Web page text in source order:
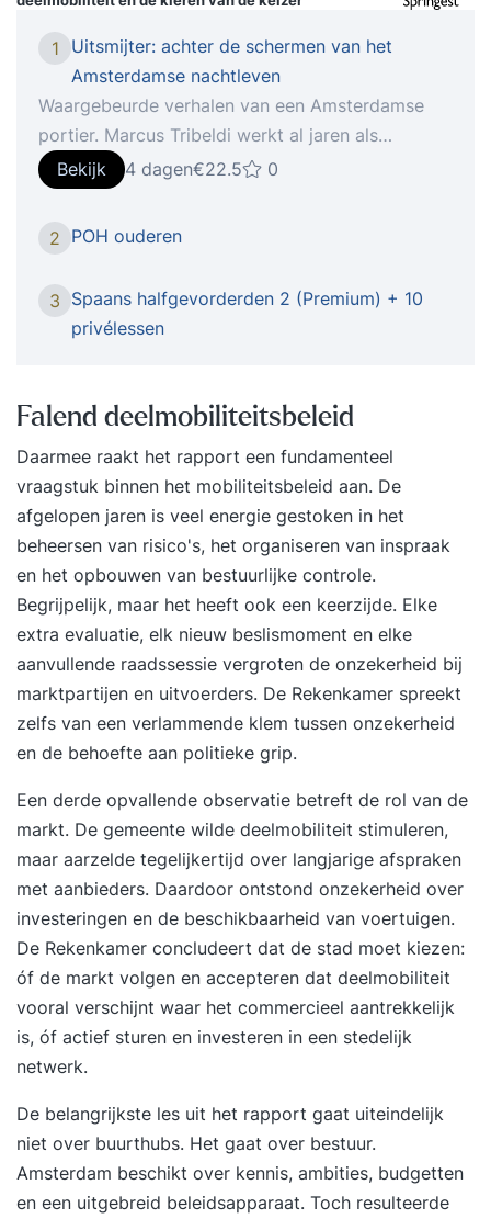
1
Uitsmijter: achter de schermen van het
Amsterdamse nachtleven
Waargebeurde verhalen van een Amsterdamse
portier. Marcus Tribeldi werkt al jaren als
uitsmijter in Amsterdam. Van de Melkweg tot de
Escape en van Café Bolle Jan tot Coffeeshop
Smokey; als je vaak... Ontdek de cursus
het grootste online leerplatform van Nederland.
Als je deze cursus aanschaft ontvang je
leerplatform én je ontvangt een certificaat na
afronding! Kun je niet kiezen welke cursus je wil
volgen of wil je meerdere cursussen volgen?
Zoek dan op de term "Studdy” of “all you can
learn" in de catalogus via de zoekbalk. Met ‘all
you can learn’ krijg je 1 jaar lang toegang tot alle
cursussen op Studdy en kun je onbeperkt leren
zoveel je wilt! In totaal biedt Studdy namelijk
ruim 1000+ cursussen, luisterboeken en e-boeken
over diverse persoonlijke- en zakelijke
onderwerpen. De leeromgeving van Studdy is op
elk moment beschikbaar. Dat betekent dat je
kunt inloggen, leren, luisteren en lezen wanneer
het jou uitkomt! Via je laptop, telefoon of tablet,
vanaf de bank, op vakantie of tijdens het werk.
Kijk voor meer informatie op
https://studdy.nl/online-leren. We wensen je veel
Amsterdamse portier. OVER DIT BOEK Marcus
Amsterdam. Van de Melkweg tot de... Deze
training maakt deel uit van het leerplatform
Studdy. Studdy is dé leukste en grootste online
learnings, luisterboeken, media, e-books, testen
en video’s. Zie het als Netflix of Spotify, maar dan
voor jouw persoonlijke ontwikkeling en groei.
Met Studdy is het eenvoudig om te beginnen,
Bekijk 4 dagen€22.5 0
2 POH ouderen
3 Spaans halfgevorderden 2 (Premium) + 10
privélessen
Falend deelmobiliteitsbeleid
Daarmee raakt het rapport een fundamenteel
vraagstuk binnen het mobiliteitsbeleid aan. De
afgelopen jaren is veel energie gestoken in het
beheersen van risico's, het organiseren van inspraak
en het opbouwen van bestuurlijke controle.
Begrijpelijk, maar het heeft ook een keerzijde. Elke
extra evaluatie, elk nieuw beslismoment en elke
aanvullende raadssessie vergroten de onzekerheid bij
marktpartijen en uitvoerders. De Rekenkamer spreekt
zelfs van een verlammende klem tussen onzekerheid
en de behoefte aan politieke grip.
Een derde opvallende observatie betreft de rol van de
markt. De gemeente wilde deelmobiliteit stimuleren,
maar aarzelde tegelijkertijd over langjarige afspraken
met aanbieders. Daardoor ontstond onzekerheid over
investeringen en de beschikbaarheid van voertuigen.
De Rekenkamer concludeert dat de stad moet kiezen:
óf de markt volgen en accepteren dat deelmobiliteit
vooral verschijnt waar het commercieel aantrekkelijk
is, óf actief sturen en investeren in een stedelijk
netwerk.
De belangrijkste les uit het rapport gaat uiteindelijk
niet over buurthubs. Het gaat over bestuur.
Amsterdam beschikt over kennis, ambities, budgetten
en een uitgebreid beleidsapparaat. Toch resulteerde